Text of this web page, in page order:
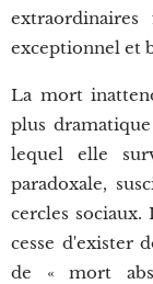
exceptionnel et
La mort
plus
lequel elle
paradoxale,
cercles
cesse d'exister
de « mort